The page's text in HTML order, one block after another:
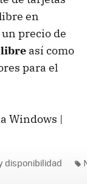
en
un precio de
libre así como
para el
Windows |
disponibilidad